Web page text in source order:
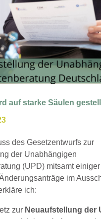
auf starke Säulen
des Gesetzentwurfs zur
der Unabhängigen
(UPD) mitsamt einiger
im
ich:
zur Neuaufstellung der